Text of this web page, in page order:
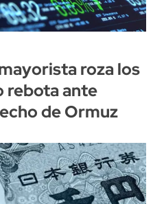
roza los
rebota ante
de Ormuz